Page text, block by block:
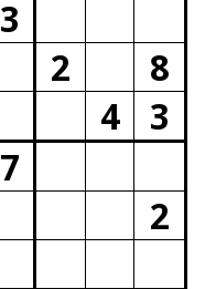
3
2
8
4
3
7
2